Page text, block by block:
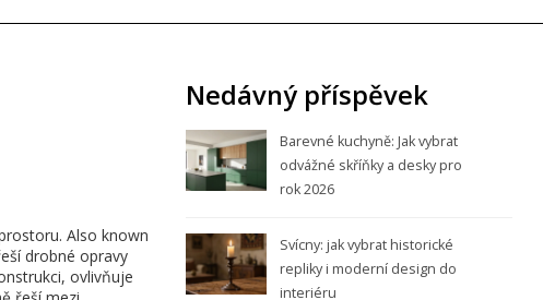
. Also known
drobné opravy
ovlivňuje
Nedávný příspěvek
Barevné kuchyně: Jak vybrat
odvážné skříňky a desky pro
rok 2026
Svícny: jak vybrat historické
repliky i moderní design do
interiéru